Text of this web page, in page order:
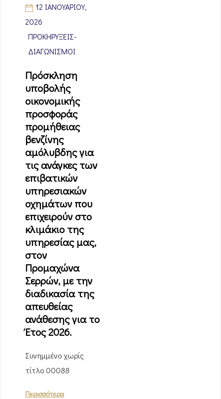
12 ΙΑΝΟΥΑΡΊΟΥ,
2026
ΠΡΟΚΗΡΎΞΕΙΣ-
ΔΙΑΓΩΝΙΣΜΟΊ
Πρόσκληση
υποβολής
οικονομικής
προσφοράς
προμήθειας
βενζίνης
αμόλυβδης για
τις ανάγκες των
επιβατικών
υπηρεσιακών
οχημάτων που
επιχειρούν στο
κλιμάκιο της
υπηρεσίας μας,
στον
Προμαχώνα
Σερρών, με την
διαδικασία της
απευθείας
ανάθεσης για το
Έτος 2026.
Συνημμένο χωρίς
τίτλο 00088
Περισσότερα